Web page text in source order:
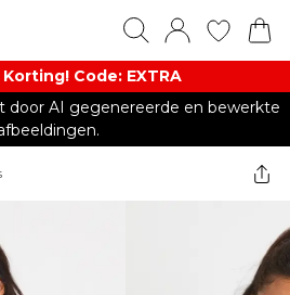
Korting! Code: EXTRA​
door AI gegenereerde en bewerkte